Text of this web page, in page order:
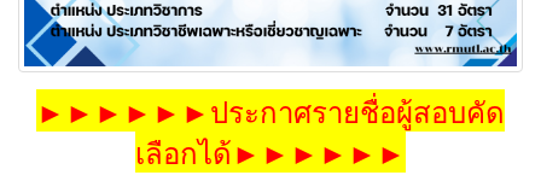
►►►►►►ประกาศรายชื่อผู้สอบคัด
เลือกได้►►►►►►